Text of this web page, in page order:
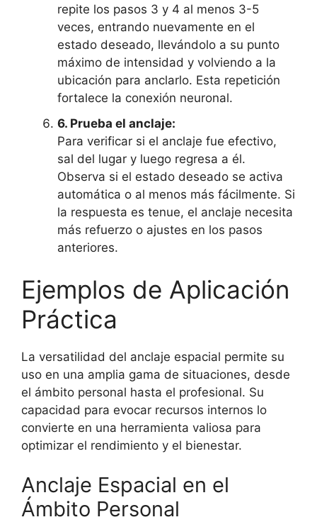
repite los pasos 3 y 4 al menos 3-5
veces, entrando nuevamente en el
estado deseado, llevándolo a su punto
máximo de intensidad y volviendo a la
ubicación para anclarlo. Esta repetición
fortalece la conexión neuronal.
6. Prueba el anclaje:
Para verificar si el anclaje fue efectivo,
sal del lugar y luego regresa a él.
Observa si el estado deseado se activa
automática o al menos más fácilmente. Si
la respuesta es tenue, el anclaje necesita
más refuerzo o ajustes en los pasos
anteriores.
Ejemplos de Aplicación
Práctica
La versatilidad del anclaje espacial permite su
uso en una amplia gama de situaciones, desde
el ámbito personal hasta el profesional. Su
capacidad para evocar recursos internos lo
convierte en una herramienta valiosa para
optimizar el rendimiento y el bienestar.
Anclaje Espacial en el
Ámbito Personal